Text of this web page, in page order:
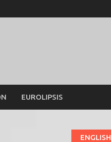
EUROLIPSIS
ENGLISH